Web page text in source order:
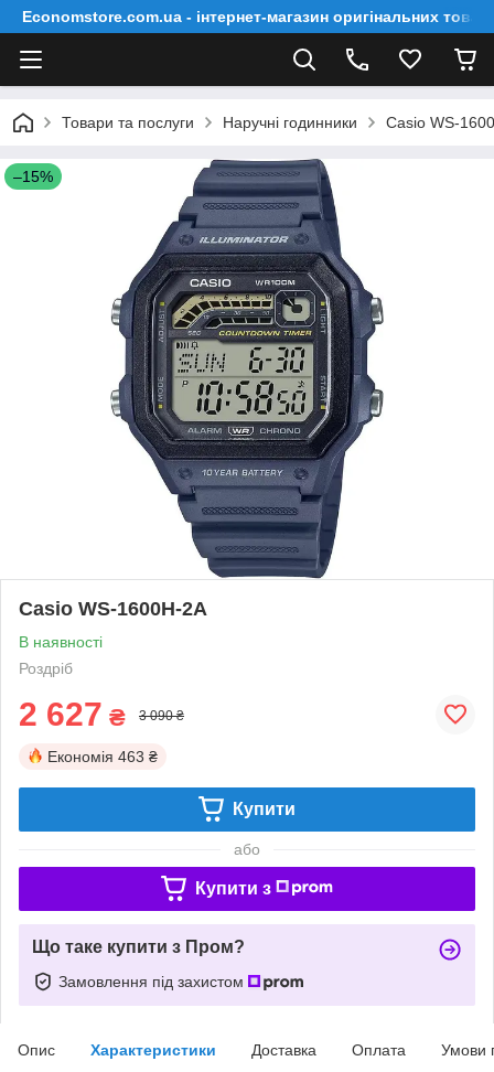
Economstore.com.ua - інтернет-магазин оригінальних
Товари та послуги Наручні годинники Casio WS-
–15%
Casio WS-1600H-2A
В наявності
Роздріб
2 627 ₴ 3 090 ₴
Економія 463 ₴
Купити
або
Купити з
Що таке купити з Пром?
Замовлення під захистом
Опис Характеристики Доставка Оплата Умови